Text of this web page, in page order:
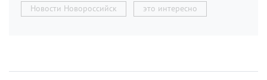
Новости Новороссийск это интересно